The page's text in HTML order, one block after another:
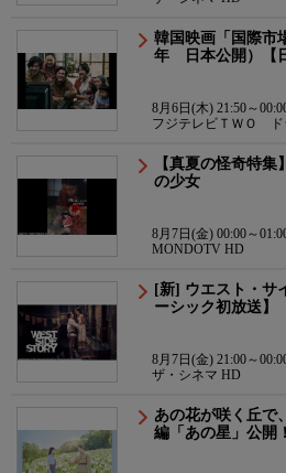
韓国映画「国際市
年 日本公開）【
8月6日(木) 21:50～
フジテレビＴＷＯ ド
【真夏の怪奇特
の少女
8月7日(金) 00:00～
MONDOTV HD
[新] ウエスト・サ
ーシック初放送】
8月7日(金) 21:00～
ザ・シネマ HD
あの花が咲く丘で
編「あの星」公開